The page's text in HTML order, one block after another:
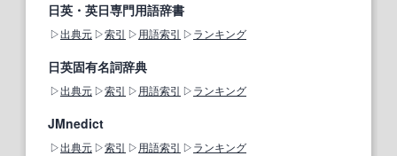
日英・英日専門用語辞書
出典元 索引 用語索引 ランキング
日英固有名詞辞典
出典元 索引 用語索引 ランキング
JMnedict
出典元 索引 用語索引 ランキング